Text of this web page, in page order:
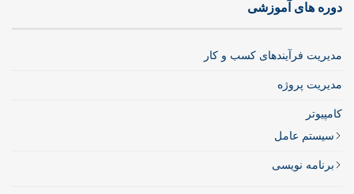
دوره های آموزشی
مدیریت فرآیندهای کسب و کار
مدیریت پروژه
کامپیوتر
سیستم عامل
برنامه نویسی